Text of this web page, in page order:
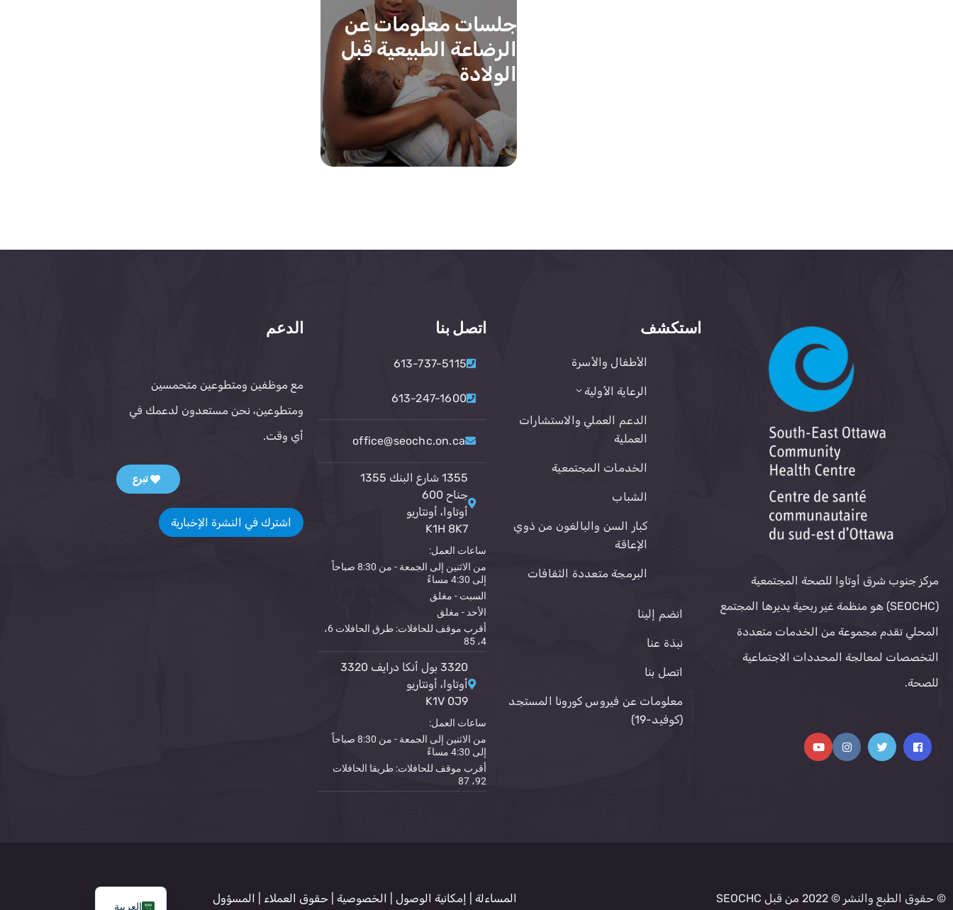
جلسات معلومات عن
الرضاعة الطبيعية قبل
الولادة
مركز جنوب شرق أوتاوا للصحة المجتمعية
(SEOCHC) هو منظمة غير ربحية يديرها المجتمع
المحلي تقدم مجموعة من الخدمات متعددة
التخصصات لمعالجة المحددات الاجتماعية
للصحة.
استكشف
الأطفال والأسرة
الرعاية الأولية
الدعم العملي والاستشارات
العملية
الخدمات المجتمعية
الشباب
كبار السن والبالغون من ذوي
الإعاقة
البرمجة متعددة الثقافات
انضم إلينا
نبذة عنا
اتصل بنا
معلومات عن فيروس كورونا المستجد
(كوفيد-19)
اتصل بنا
613-737-5115
613-247-1600
office@seochc.on.ca
1355 شارع البنك 1355
جناح 600
أوتاوا، أونتاريو
K1H 8K7
ساعات العمل:
من الاثنين إلى الجمعة - من 8:30 صباحاً
إلى 4:30 مساءً
السبت - مغلق
الأحد - مغلق
أقرب موقف للحافلات: طرق الحافلات 6،
4، 85
3320 بول أنكا درايف 3320
أوتاوا، أونتاريو
K1V 0J9
ساعات العمل:
من الاثنين إلى الجمعة - من 8:30 صباحاً
إلى 4:30 مساءً
أقرب موقف للحافلات: طريقا الحافلات
92، 87
الدعم
مع موظفين ومتطوعين متحمسين
ومتطوعين، نحن مستعدون لدعمك في
أي وقت.
تبرع
اشترك في النشرة الإخبارية
© حقوق الطبع والنشر © 2022 من قبل SEOCHC المساءلة إمكانية الوصول الخصوصية حقوق العملاء المسؤول
العربية